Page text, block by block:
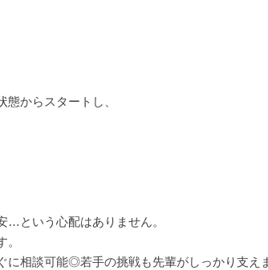
からスタートし、
…という心配はありません。
に相談可能◎若手の挑戦も先輩がしっかり支え